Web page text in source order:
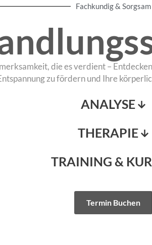
Fachkundig & Sorgsam
die es verdient –
zu fördern und Ihre
ANALYSE
THERAPIE
TRAINING &
Termin Buchen